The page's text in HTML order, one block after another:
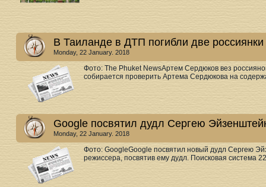
В Таиланде в ДТП погибли две
Monday, 22 January. 2018
Фото: The Phuket NewsАртем Сердюков вез
собирается проверить Артема Сердюкова на
Google посвятил дудл Сергею
Monday, 22 January. 2018
Фото: GoogleGoogle посвятил новый дудл Сергею
режиссера, посвятив ему дудл. Поисковая система